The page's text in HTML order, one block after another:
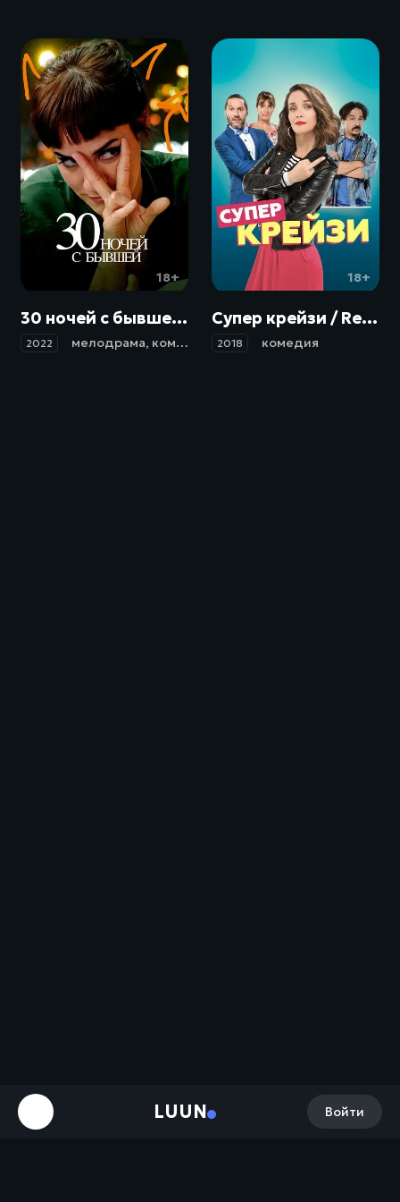
LUUN Войти
18+
30 ночей с бывшей / 30 noches con mi ex (2022)
2022 мелодрама, комедия
18+
Супер крейзи / Re loca (2018)
2018 комедия